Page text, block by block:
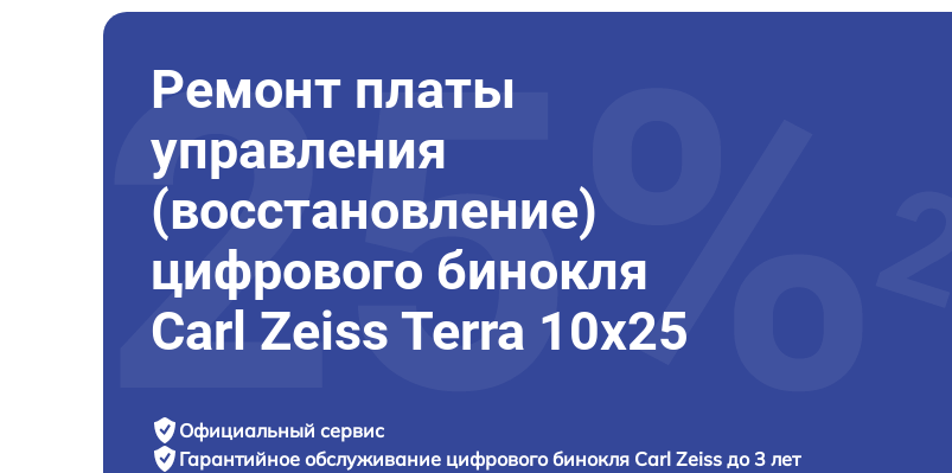
Ремонт платы
управления
(восстановление)
цифрового бинокля
Carl Zeiss Terra 10x25
Официальный сервис
Гарантийное обслуживание цифрового бинокля Carl Zeiss до 3 лет